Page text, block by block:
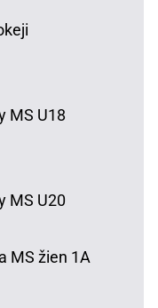
MS U18
MS U20
MS žien 1A